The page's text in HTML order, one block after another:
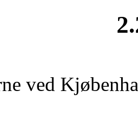
ved